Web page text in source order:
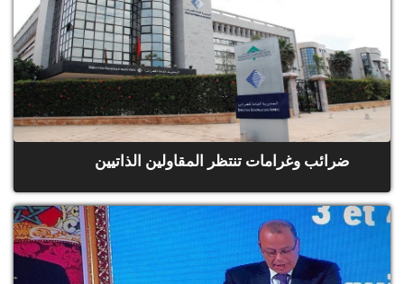
ضرائب وغرامات تنتظر المقاولين الذاتيين